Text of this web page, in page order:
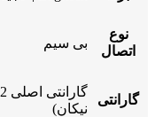
نوع
اتصال
بی سیم
گارانتی
نیکان)